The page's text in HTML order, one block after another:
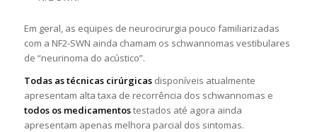
Em geral, as equipes de neurocirurgia pouco familiarizadas
com a NF2-SWN ainda chamam os schwannomas vestibulares
de “neurinoma do acústico”.
Todas as técnicas cirúrgicasdisponíveis atualmente
apresentam alta taxa de recorrência dos schwannomas e
todos os medicamentostestados até agora ainda
apresentam apenas melhora parcial dos sintomas.